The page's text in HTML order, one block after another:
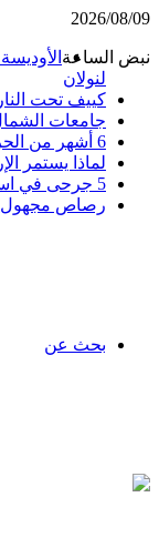
2026/08/09
نبض الساعة
لنولان
كييف تحت
جامعات
6 أشهر من الحرب.. ماذا كسبت إيران؟
لماذا يستمر
5 جرحى في استهداف أوكراني لمصفاة روسية
رصاص مجهول
بحث عن